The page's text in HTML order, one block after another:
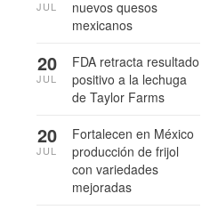
nuevos quesos
mexicanos
JUL
FDA retracta resultado
positivo a la lechuga
de Taylor Farms
20
JUL
Fortalecen en México
producción de frijol
con variedades
mejoradas
20
JUL